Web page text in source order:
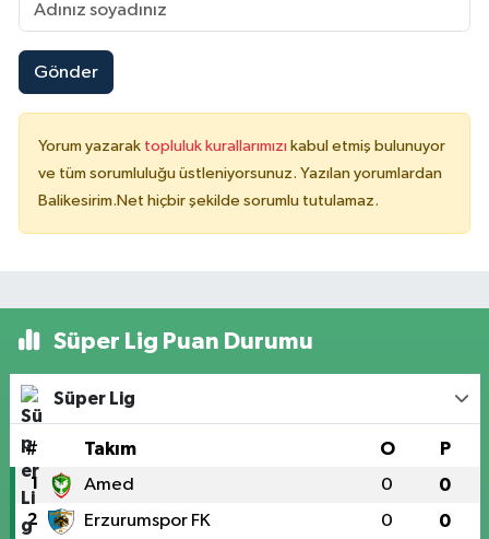
Gönder
Yorum yazarak topluluk kurallarımızı kabul etmiş bulunuyor
ve tüm sorumluluğu üstleniyorsunuz. Yazılan yorumlardan
Balikesirim.Net hiçbir şekilde sorumlu tutulamaz.
Süper Lig Puan Durumu
Süper Lig
# Takım O P
1 Amed 0 0
2 Erzurumspor FK 0 0